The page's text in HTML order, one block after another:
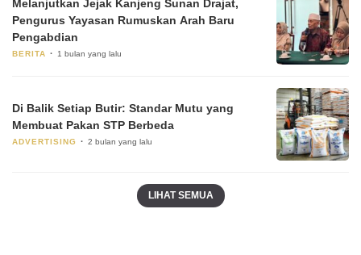
Melanjutkan Jejak Kanjeng Sunan Drajat,
Pengurus Yayasan Rumuskan Arah Baru
Pengabdian
BERITA 1 bulan yang lalu
Di Balik Setiap Butir: Standar Mutu yang
Membuat Pakan STP Berbeda
ADVERTISING 2 bulan yang lalu
LIHAT SEMUA